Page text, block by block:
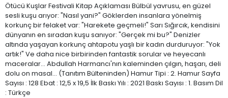
Ötücü Kuşlar Festivali Kitap Açıklaması Bülbül yavrusu, en güzel
sesli kuşu arıyor: "Nasıl yani?" Göklerden insanlara yönelmiş
korkunç bir felaket var: "Harekete geçmeli!" Sarı Sığırcık, kendisini
dünyanın en sıradan kuşu sanıyor: "Gerçek mi bu?" Denizler
altında yaşayan korkunç ahtapotu yaşlı bir kadın durduruyor: "Yok
artık!" Ve daha nice birbirinden fantastik sorular ve heyecanlı
maceralar... Abdullah Harmancı'nın kaleminden çılgın, haşarı, deli
dolu on masal... (Tanıtım Bülteninden) Hamur Tipi : 2. Hamur Sayfa
Sayısı : 128 Ebat : 12,5 x 19,5 İlk Baskı Yılı : 2021 Baskı Sayısı : 1. Basım Dil
: Türkçe